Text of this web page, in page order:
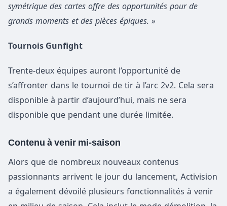
symétrique des cartes offre des opportunités pour de
grands moments et des pièces épiques. »
Tournois Gunfight
Trente-deux équipes auront l’opportunité de
s’affronter dans le tournoi de tir à l’arc 2v2. Cela sera
disponible à partir d’aujourd’hui, mais ne sera
disponible que pendant une durée limitée.
Contenu à venir mi-saison
Alors que de nombreux nouveaux contenus
passionnants arrivent le jour du lancement, Activision
a également dévoilé plusieurs fonctionnalités à venir